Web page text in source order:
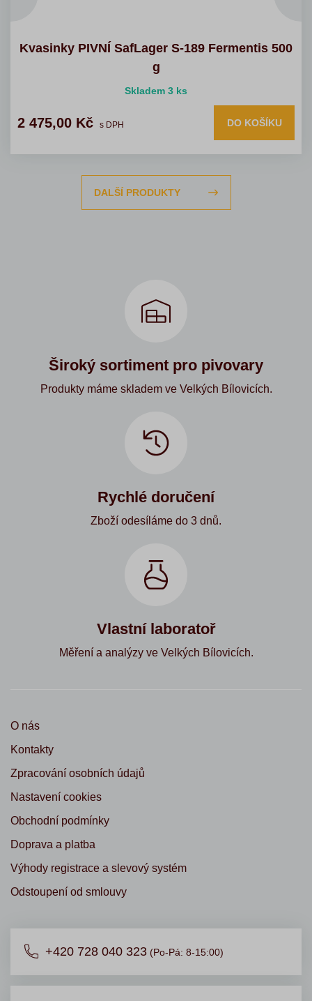
Kvasinky PIVNÍ SafLager S-189 Fermentis 500
g
Skladem 3 ks
2 475,00 Kč s DPH DO KOŠÍKU
DALŠÍ PRODUKTY
Široký sortiment pro pivovary
Produkty máme skladem ve Velkých Bílovicích.
Rychlé doručení
Zboží odesíláme do 3 dnů.
Vlastní laboratoř
Měření a analýzy ve Velkých Bílovicích.
O nás
Kontakty
Zpracování osobních údajů
Nastavení cookies
Obchodní podmínky
Doprava a platba
Výhody registrace a slevový systém
Odstoupení od smlouvy
+420 728 040 323 (Po-Pá: 8-15:00)